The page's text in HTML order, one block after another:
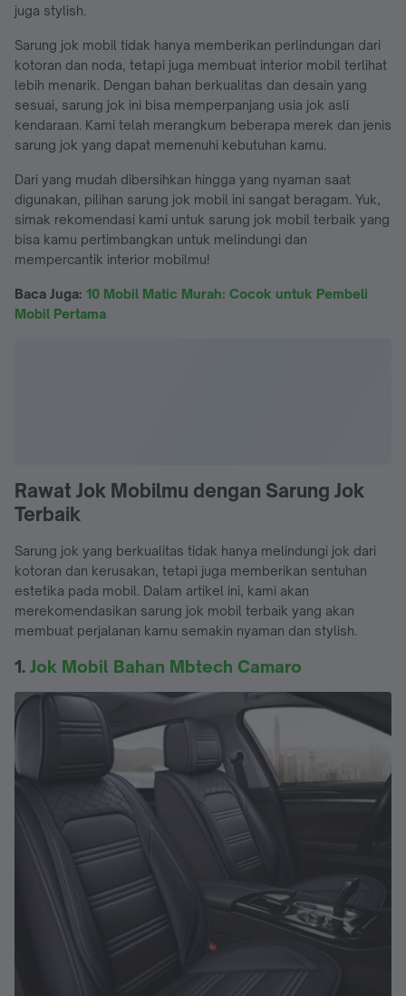
juga stylish.
Sarung jok mobil tidak hanya memberikan perlindungan dari
kotoran dan noda, tetapi juga membuat interior mobil terlihat
lebih menarik. Dengan bahan berkualitas dan desain yang
sesuai, sarung jok ini bisa memperpanjang usia jok asli
kendaraan. Kami telah merangkum beberapa merek dan jenis
sarung jok yang dapat memenuhi kebutuhan kamu.
Dari yang mudah dibersihkan hingga yang nyaman saat
digunakan, pilihan sarung jok mobil ini sangat beragam. Yuk,
simak rekomendasi kami untuk sarung jok mobil terbaik yang
bisa kamu pertimbangkan untuk melindungi dan
mempercantik interior mobilmu!
Baca Juga: 10 Mobil Matic Murah: Cocok untuk Pembeli
Mobil Pertama
Rawat Jok Mobilmu dengan Sarung Jok
Terbaik
Sarung jok yang berkualitas tidak hanya melindungi jok dari
kotoran dan kerusakan, tetapi juga memberikan sentuhan
estetika pada mobil. Dalam artikel ini, kami akan
merekomendasikan sarung jok mobil terbaik yang akan
membuat perjalanan kamu semakin nyaman dan stylish.
1. Jok Mobil Bahan Mbtech Camaro